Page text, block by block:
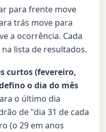
para frente move
trás move para
a ocorrência. Cada
lista de resultados.
curtos (fevereiro,
o dia do mês
o último dia
de "dia 31 de cada
(o 29 em anos